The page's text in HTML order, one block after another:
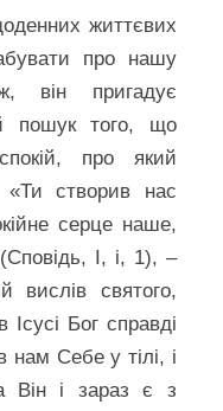
життєвих
про нашу
він пригадує
пошук того, що
про який
«Ти створив нас
серце наше,
І, і, 1), –
вислів святого,
Бог справді
нам Себе у тілі, і
Він і зараз є з